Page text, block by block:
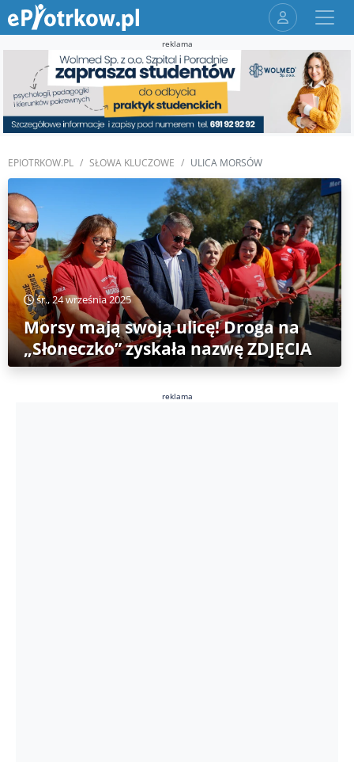
reklama
EPIOTRKOW.PL SŁOWA KLUCZOWE ULICA MORSÓW
śr., 24 września 2025
Morsy mają swoją ulicę! Droga na
„Słoneczko” zyskała nazwę ZDJĘCIA
reklama